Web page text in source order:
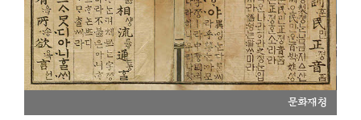
문화재청